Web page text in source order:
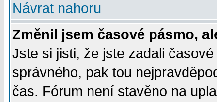
Návrat nahoru
Změnil jsem časové pásmo,
Jste si jisti, že jste zadali
správného, pak tou
čas. Fórum není stavěno na